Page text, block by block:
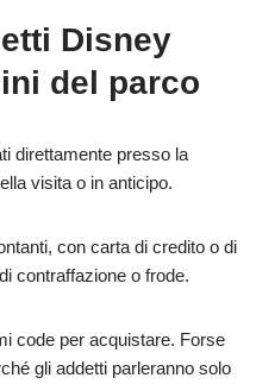
Disney
del parco
direttamente presso la
visita o in anticipo.
con carta di credito o di
contraffazione o frode.
code per acquistare. Forse
gli addetti parleranno solo